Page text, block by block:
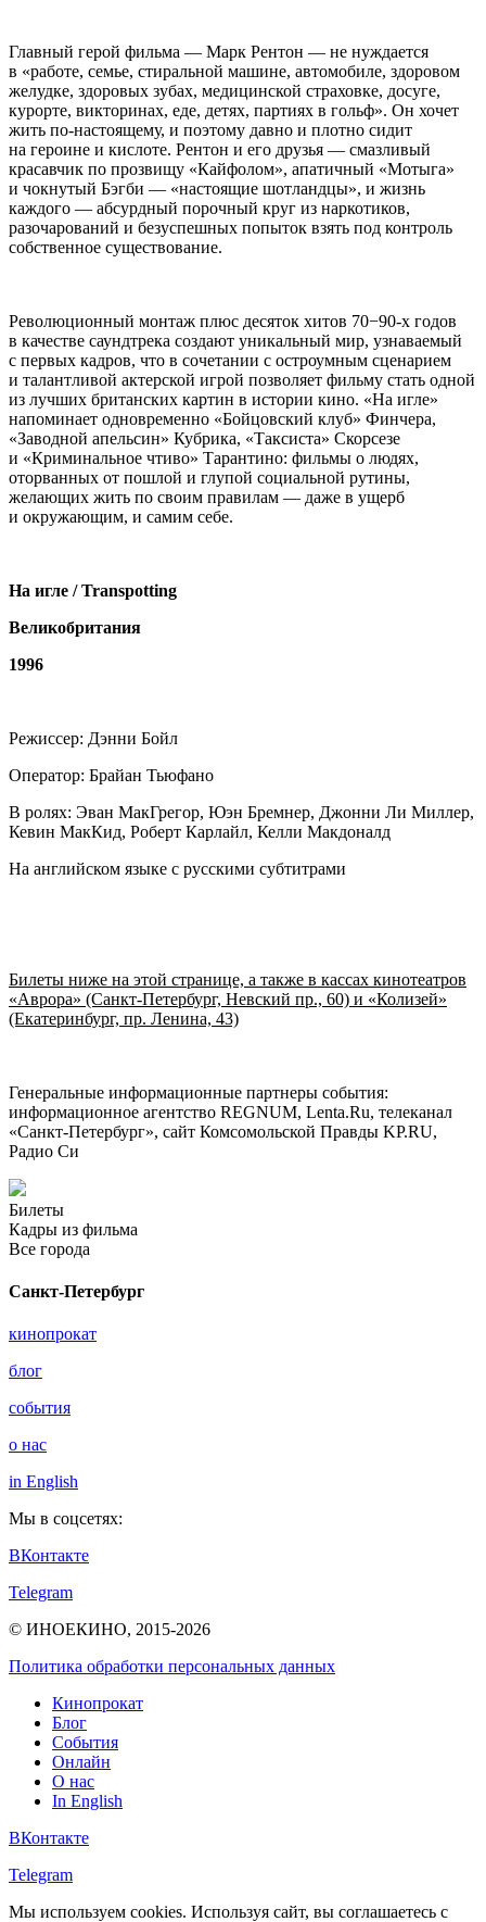
Главный герой фильма — Марк Рентон — не нуждается
в «работе, семье, стиральной машине, автомобиле, здоровом
желудке, здоровых зубах, медицинской страховке, досуге,
курорте, викторинах, еде, детях, партиях в гольф». Он хочет
жить по-настоящему, и поэтому давно и плотно сидит
на героине и кислоте. Рентон и его друзья — смазливый
красавчик по прозвищу «Кайфолом», апатичный «Мотыга»
и чокнутый Бэгби — «настоящие шотландцы», и жизнь
каждого — абсурдный порочный круг из наркотиков,
разочарований и безуспешных попыток взять под контроль
собственное существование.
Революционный монтаж плюс десяток хитов 70−90-х годов
в качестве саундтрека создают уникальный мир, узнаваемый
с первых кадров, что в сочетании с остроумным сценарием
и талантливой актерской игрой позволяет фильму стать одной
из лучших британских картин в истории кино. «На игле»
напоминает одновременно «Бойцовский клуб» Финчера,
«Заводной апельсин» Кубрика, «Таксиста» Скорсезе
и «Криминальное чтиво» Тарантино: фильмы о людях,
оторванных от пошлой и глупой социальной рутины,
желающих жить по своим правилам — даже в ущерб
и окружающим, и самим себе.
На игле / Transpotting
Великобритания
1996
Режиссер: Дэнни Бойл
Оператор: Брайан Тьюфано
В ролях: Эван МакГрегор, Юэн Бремнер, Джонни Ли Миллер,
Кевин МакКид, Роберт Карлайл, Келли Макдоналд
На английском языке с русскими субтитрами
Билеты ниже на этой странице, а также в кассах кинотеатров
«Аврора» (Санкт-Петербург, Невский пр., 60) и «Колизей»
(Екатеринбург, пр. Ленина, 43)
Генеральные информационные партнеры события:
информационное агентство REGNUM, Lenta.Ru, телеканал
«Санкт-Петербург», сайт Комсомольской Правды KP.RU,
Радио Си
Билеты
Кадры из фильма
Все города
Санкт-Петербург
кинопрокат
блог
события
о нас
in English
Мы в соцсетях:
ВКонтакте
Telegram
© ИНОЕКИНО, 2015-2026
Политика обработки персональных данных
Кинопрокат
Блог
События
Онлайн
О нас
In English
ВКонтакте
Telegram
Мы используем cookies. Используя сайт, вы соглашаетесь с